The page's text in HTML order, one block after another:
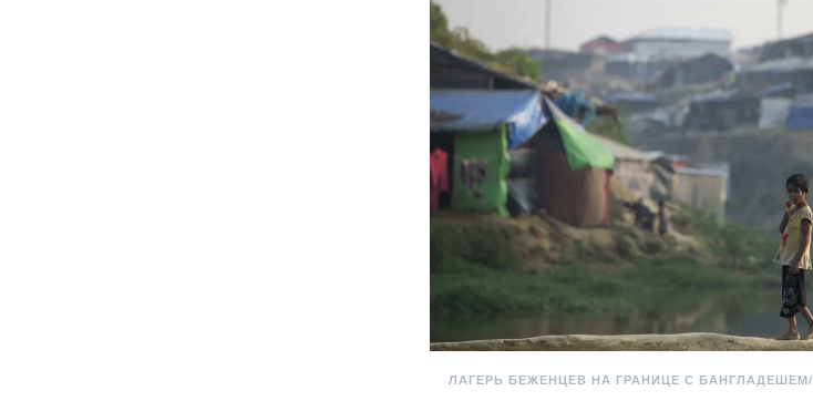
ЛАГЕРЬ БЕЖЕНЦЕВ НА ГРАНИЦЕ С БАНГЛАДЕШЕМ/